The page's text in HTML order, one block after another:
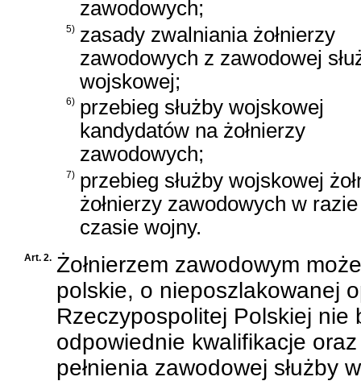
zawodowych;
5) zasady zwalniania żołnierzy
zawodowych z zawodowej
wojskowej;
6) przebieg służby wojskowej
kandydatów na żołnierzy
zawodowych;
7) przebieg służby wojskowej
żołnierzy zawodowych w
czasie wojny.
Art. 2. Żołnierzem zawodowym
polskie, o nieposzlakowanej
Rzeczypospolitej Polskiej
odpowiednie kwalifikacje
pełnienia zawodowej służby